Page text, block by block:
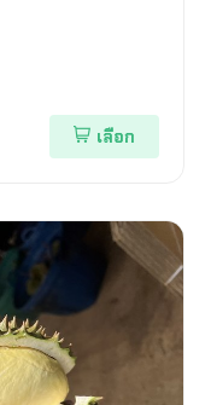
เลือก